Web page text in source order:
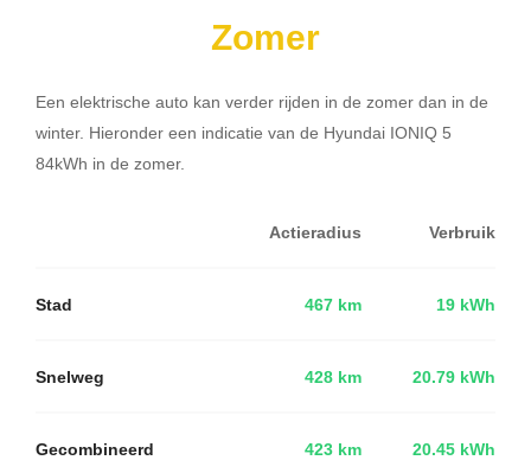
Zomer
Een elektrische auto kan verder rijden in de zomer dan in de
winter. Hieronder een indicatie van de Hyundai IONIQ 5
84kWh in de zomer.
Actieradius Verbruik
Stad 467 km 19 kWh
Snelweg 428 km 20.79 kWh
Gecombineerd 423 km 20.45 kWh